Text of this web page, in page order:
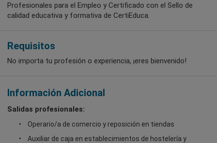
Profesionales para el Empleo y Certificado con el Sello de
calidad educativa y formativa de CertiEduca.
Requisitos
No importa tu profesión o experiencia, ¡eres bienvenido!
Información Adicional
Salidas profesionales:
Operario/a de comercio y reposición en tiendas
Auxiliar de caja en establecimientos de hostelería y